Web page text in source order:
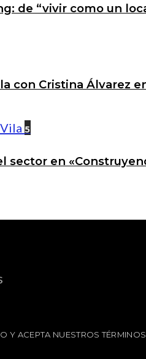
de “vivir como un
con Cristina Álvarez
5
sector en
Y ACEPTA NUESTROS